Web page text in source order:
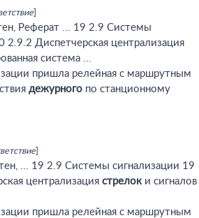
Реферат ... 19 2.9 Системы
Диспетчерская централизация
система ...
пришла релейная с маршрутным
дежурного по станционному
... 19 2.9 Системы сигнализации 19
централизация стрелоки сигналов
пришла релейная с маршрутным